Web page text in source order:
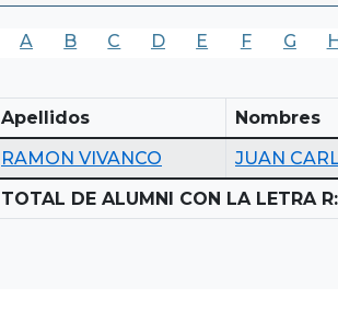
A B C D E F G
Apellidos Nombres
RAMON VIVANCO
JUAN
TOTAL DE ALUMNI CON LA LETRA R: